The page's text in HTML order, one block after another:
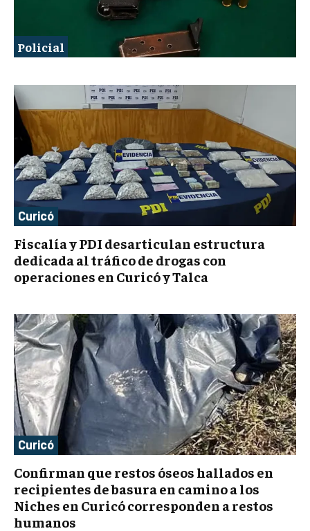
Policial
Curicó
Fiscalía y PDI desarticulan estructura
dedicada al tráfico de drogas con
operaciones en Curicó y Talca
Curicó
Confirman que restos óseos hallados en
recipientes de basura en camino a los
Niches en Curicó corresponden a restos
humanos